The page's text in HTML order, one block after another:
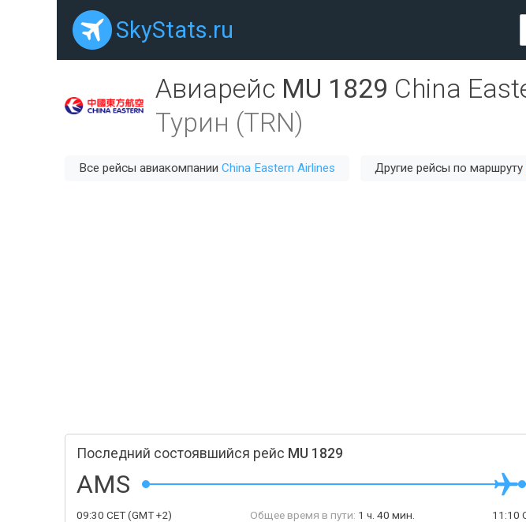
SkyStats.ru
Авиарейс MU 1829 China
Турин (TRN)
Все рейсы авиакомпании China Eastern Airlines Другие рейсы по маршруту
Последний состоявшийся рейс MU 1829
AMS
09:30 CET(GMT +2)
Общее время в пути: 1 ч. 40 мин.
11:10